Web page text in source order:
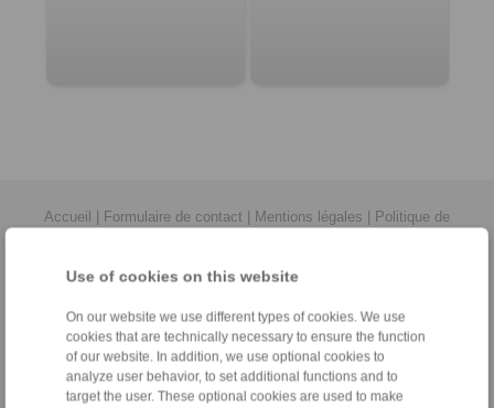
Use of cookies on this website
On our website we use different types of cookies. We use
cookies that are technically necessary to ensure the function
of our website. In addition, we use optional cookies to
analyze user behavior, to set additional functions and to
target the user. These optional cookies are used to make
Accueil Formulaire de contact Mentions légales
Politique de
Connexion